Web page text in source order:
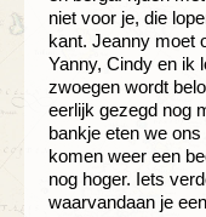
niet voor je, die
kant. Jeanny moet
Yanny, Cindy en ik
zwoegen wordt
eerlijk gezegd nog
bankje eten we
komen weer een
nog hoger. Iets
waarvandaan je